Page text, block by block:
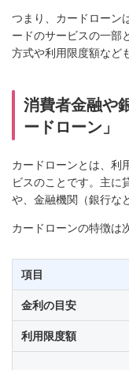
つまり、カードローン
ードのサービスの一部
方式や利用限度額など
消費者金融や
ードローン」
カードローンとは、利
ビスのことです。主に
や、金融機関（銀行な
カードローンの特徴は
項目
金利の目安
利用限度額